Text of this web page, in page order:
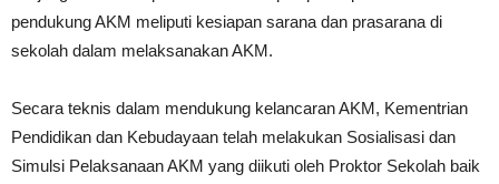
pendukung AKM meliputi kesiapan sarana dan prasarana di
sekolah dalam melaksanakan AKM.
Secara teknis dalam mendukung kelancaran AKM, Kementrian
Pendidikan dan Kebudayaan telah melakukan Sosialisasi dan
Simulsi Pelaksanaan AKM yang diikuti oleh Proktor Sekolah baik